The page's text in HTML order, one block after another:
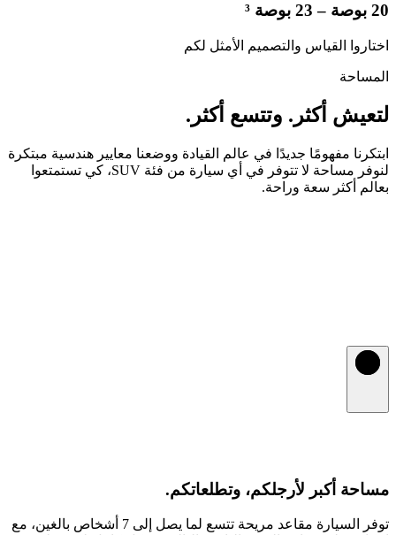
20 بوصة – 23 بوصة ³
اختاروا القياس والتصميم الأمثل لكم
المساحة
لتعيش أكثر. وتتسع أكثر.
ابتكرنا مفهومًا جديدًا في عالم القيادة ووضعنا معايير هندسية مبتكرة
لنوفر مساحة لا تتوفر في أي سيارة من فئة SUV، كي تستمتعوا
بعالم أكثر سعة وراحة.
مساحة أكبر لأرجلكم، وتطلعاتكم.
توفر السيارة مقاعد مريحة تتسع لما يصل إلى 7 أشخاص بالغين، مع